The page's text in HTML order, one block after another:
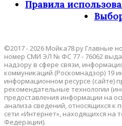
Правила
©2017 - 2026 Мойка78.ру Главные
номер СМИ ЭЛ № ФС 77 - 76062
надзору в сфере связи,
коммуникаций (Роскомнадзор) 19
информационном ресурсе (сайте)
рекомендательные технологии
предоставления информации на
анализа сведений, относящихся к
сети «Интернет», находящихся на
Федерации).